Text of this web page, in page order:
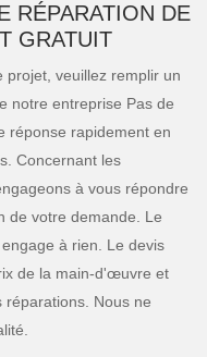
RÉPARATION DE
GRATUIT
projet, veuillez remplir un
notre entreprise Pas de
réponse rapidement en
Concernant les
à vous répondre
de votre demande. Le
à rien. Le devis
de la main-d'œuvre et
réparations. Nous ne